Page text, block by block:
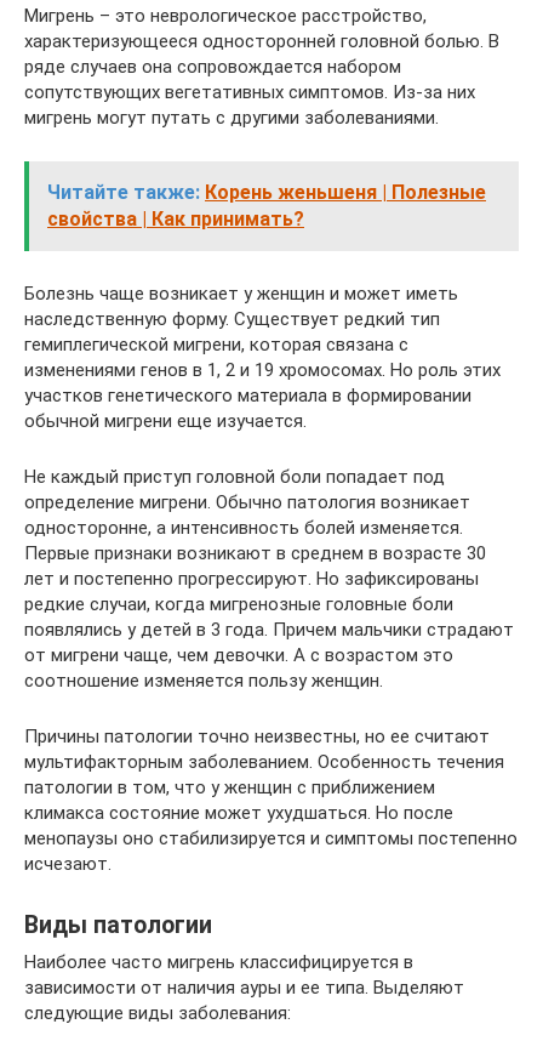
Мигрень – это неврологическое расстройство,
характеризующееся односторонней головной болью. В
ряде случаев она сопровождается набором
сопутствующих вегетативных симптомов. Из-за них
мигрень могут путать с другими заболеваниями.
Читайте также: Корень женьшеня | Полезные
свойства | Как принимать?
Болезнь чаще возникает у женщин и может иметь
наследственную форму. Существует редкий тип
гемиплегической мигрени, которая связана с
изменениями генов в 1, 2 и 19 хромосомах. Но роль этих
участков генетического материала в формировании
обычной мигрени еще изучается.
Не каждый приступ головной боли попадает под
определение мигрени. Обычно патология возникает
односторонне, а интенсивность болей изменяется.
Первые признаки возникают в среднем в возрасте 30
лет и постепенно прогрессируют. Но зафиксированы
редкие случаи, когда мигренозные головные боли
появлялись у детей в 3 года. Причем мальчики страдают
от мигрени чаще, чем девочки. А с возрастом это
соотношение изменяется пользу женщин.
Причины патологии точно неизвестны, но ее считают
мультифакторным заболеванием. Особенность течения
патологии в том, что у женщин с приближением
климакса состояние может ухудшаться. Но после
менопаузы оно стабилизируется и симптомы постепенно
исчезают.
Виды патологии
Наиболее часто мигрень классифицируется в
зависимости от наличия ауры и ее типа. Выделяют
следующие виды заболевания: